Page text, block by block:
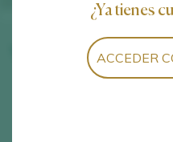
Vinos de la bodega
¿Ya tienes
ACCEDER